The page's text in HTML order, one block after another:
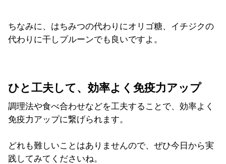
ちなみに、はちみつの代わりにオリゴ糖、イチジクの
代わりに干しプルーンでも良いですよ。
ひと工夫して、効率よく免疫力アップ
調理法や食べ合わせなどを工夫することで、効率よく
免疫力アップに繋げられます。
どれも難しいことはありませんので、ぜひ今日から実
践してみてくださいね。